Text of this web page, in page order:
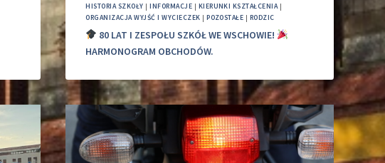
HISTORIA SZKOŁY |INFORMACJE | KIERUNKI KSZTAŁCENIA|
ORGANIZACJA WYJŚĆ I WYCIECZEK |POZOSTAŁE | RODZIC
80 LAT I ZESPOŁU SZKÓŁ WE WSCHOWIE!
HARMONOGRAM OBCHODÓW.